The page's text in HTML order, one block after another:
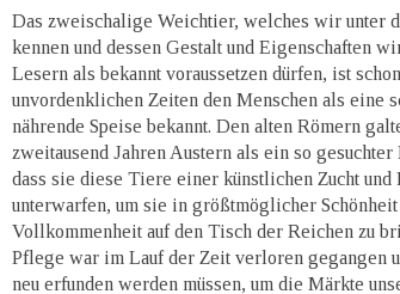
Das zweischalige Weichtier, welches wir unter
kennen und dessen Gestalt und Eigenschaften
Lesern als bekannt voraussetzen dürfen, ist
unvordenklichen Zeiten den Menschen als eine
nährende Speise bekannt. Den alten Römern
zweitausend Jahren Austern als ein so
dass sie diese Tiere einer künstlichen Zucht und
unterwarfen, um sie in größtmöglicher Schönheit
Vollkommenheit auf den Tisch der Reichen zu
Pflege war im Lauf der Zeit verloren gegangen
neu erfunden werden müssen, um die Märkte